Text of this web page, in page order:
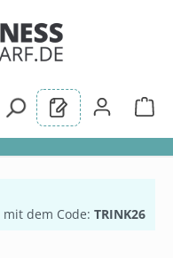
mit dem Code: TRINK26